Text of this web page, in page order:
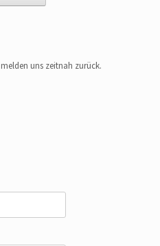
uns zeitnah zurück.